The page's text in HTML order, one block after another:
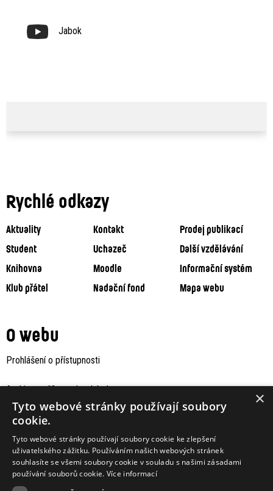
Jabok
Rychlé odkazy
Aktuality Kontakt
Prodej publikací
Student
Uchazeč
Další vzdělávání
Knihovna
Moodle
Informační systém
Klub přátel
Nadační fond Mapa webu
O webu
Prohlášení o přístupnosti
Archiv staršího webu Jaboku ×
Tyto webové stránky používají soubory
cookie.
Tyto webové stránky používají soubory cookie ke zlepšení
uživatelského zážitku. Používáním našich webových stránek
souhlasíte se všemi soubory cookie v souladu s našimi zásadami
používání souborů cookie. Více informací